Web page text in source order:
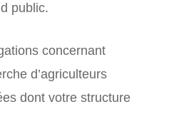
public.
concernant
d’agriculteurs
dont votre structure